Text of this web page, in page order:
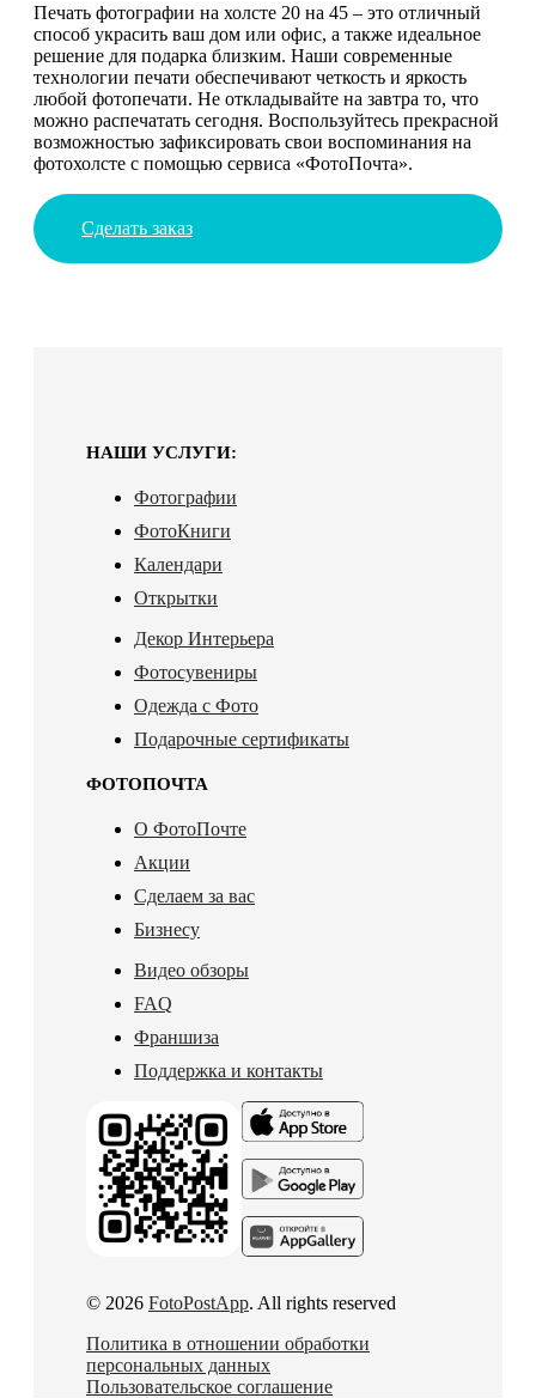
Печать фотографии на холсте 20 на 45 – это отличный
способ украсить ваш дом или офис, а также идеальное
решение для подарка близким. Наши современные
технологии печати обеспечивают четкость и яркость
любой фотопечати. Не откладывайте на завтра то, что
можно распечатать сегодня. Воспользуйтесь прекрасной
возможностью зафиксировать свои воспоминания на
фотохолсте с помощью сервиса «ФотоПочта».
Сделать заказ
НАШИ УСЛУГИ:
Фотографии
ФотоКниги
Календари
Открытки
Декор Интерьера
Фотосувениры
Одежда с Фото
Подарочные сертификаты
ФОТОПОЧТА
О ФотоПочте
Акции
Сделаем за вас
Бизнесу
Видео обзоры
FAQ
Франшиза
Поддержка и контакты
© 2026 FotoPostApp. All rights reserved
Политика в отношении обработки
персональных данных
Пользовательское соглашение